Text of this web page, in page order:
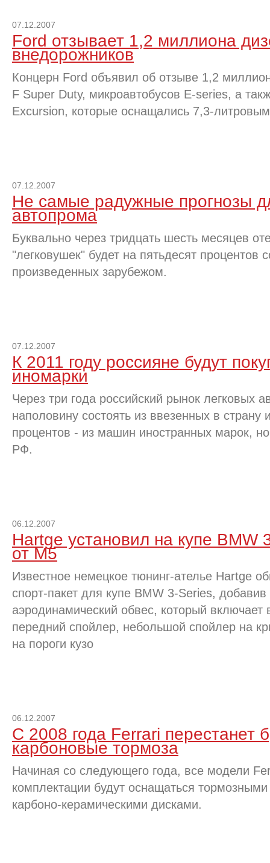
07.12.2007
Ford отзывает 1,2 миллиона
внедорожников
Концерн Ford объявил об отзыве 1,2
F Super Duty, микроавтобусов E-series, а
Excursion, которые оснащались 7,3-
07.12.2007
Не самые радужные прогнозы
автопрома
Буквально через тридцать шесть месяцев
"легковушек" будет на пятьдесят процентов
произведенных зарубежом.
07.12.2007
К 2011 году россияне будут
иномарки
Через три года российский рынок легковых
наполовину состоять из ввезенных в
процентов - из машин иностранных марок,
РФ.
06.12.2007
Hartge установил на купе BMW
от M5
Известное немецкое тюнинг-ателье Hartge
спорт-пакет для купе BMW 3-Series,
аэродинамический обвес, который включает
передний спойлер, небольшой спойлер на
на пороги кузо
06.12.2007
С 2008 года Ferrari перестанет
карбоновые тормоза
Начиная со следующего года, все модели
комплектации будут оснащаться
карбоно-керамическими дисками.